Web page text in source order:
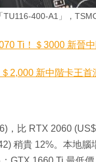
400-A1」，
Ti！＄3000 新晉
2,000 新中階卡王首
比 RTX 2060
稍貴 12%。本地腦